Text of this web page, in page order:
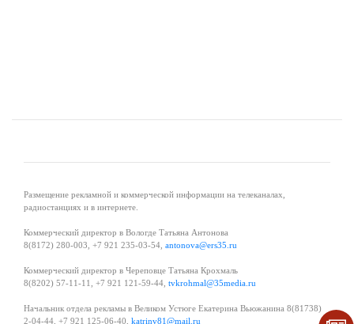
Размещение рекламной и коммерческой информации на телеканалах,
радиостанциях и в интернете.
Коммерческий директор в Вологде Татьяна Антонова
8(8172) 280-003, +7 921 235-03-54, antonova@ers35.ru
Коммерческий директор в Череповце Татьяна Крохмаль
8(8202) 57-11-11, +7 921 121-59-44, tvkrohmal@35media.ru
Начальник отдела рекламы в Великом Устюге Екатерина Вьюжанина 8(81738)
2-04-44, +7 921 125-06-40, katrinv81@mail.ru